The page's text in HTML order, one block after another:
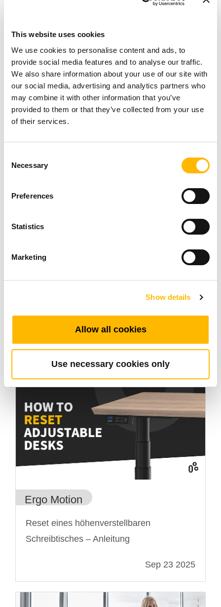
This website uses cookies
We use cookies to personalise content and ads, to
provide social media features and to analyse our traffic.
We also share information about your use of our site with
our social media, advertising and analytics partners who
may combine it with other information that you’ve
provided to them or that they’ve collected from your use
of their services.
Selection
Necessary
Preferences
Statistics
Marketing
Show details
Allow all cookies
Use necessary cookies only
General
Warum TiMOTION der ideale Partner für
Ihre Automatisierungsprojekte ist
Okt 17 2025
Technologie, die Bewegung neu definiert
Okt 09 2025
Ergo Motion
Reset eines höhenverstellbaren
Schreibtisches – Anleitung
Sep 23 2025